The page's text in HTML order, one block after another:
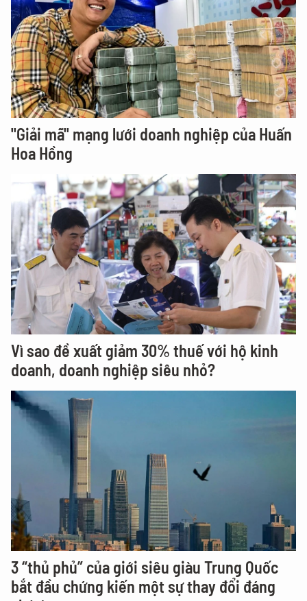
"Giải mã" mạng lưới doanh nghiệp của Huấn
Hoa Hồng
Vì sao đề xuất giảm 30% thuế với hộ kinh
doanh, doanh nghiệp siêu nhỏ?
3 “thủ phủ” của giới siêu giàu Trung Quốc
bắt đầu chứng kiến một sự thay đổi đáng